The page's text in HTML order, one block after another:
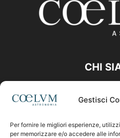
Gestisci
Per fornire le migliori esperienze,
per memorizzare e/o accedere alle
CHI
Contattaci: